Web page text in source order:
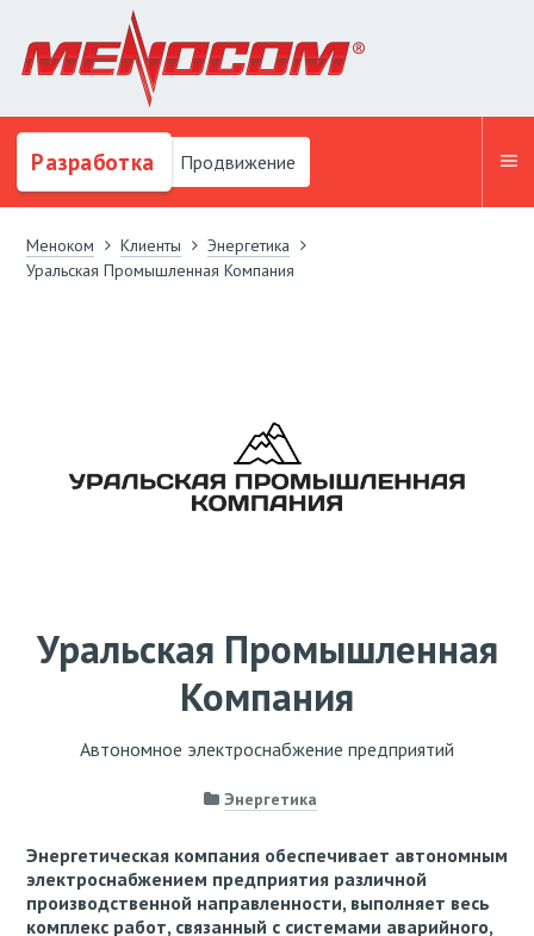
Разработка Продвижение
Меноком Клиенты
Энергетика
Уральская Промышленная Компания
Уральская Промышленная
Компания
Автономное электроснабжение предприятий
Энергетика
Энергетическая компания обеспечивает автономным
электроснабжением предприятия различной
производственной направленности, выполняет весь
комплекс работ, связанный с системами аварийного,